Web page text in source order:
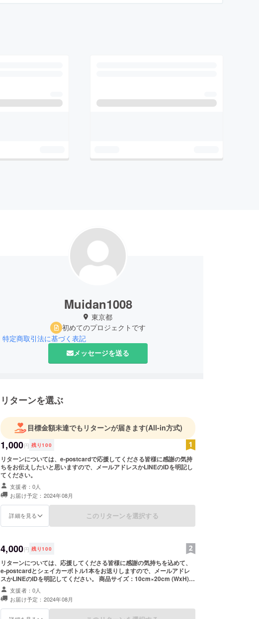
Muidan1008
東京都
初めてのプロジェクトです
特定商取引法に基づく表記
メッセージを送る
リターンを選ぶ
目標金額未達でもリターンが届きます(All-in方式)
1,000円 残り100
リターンについては、e-postcardで応援してくださる皆様に感謝の気持
ちをお伝えしたいと思いますので、メールアドレスかLINEのIDを明記し
てください。
支援者：0人
お届け予定：2024年08月
詳細を見る このリターンを選択する
4,000円 残り100
リターンについては、応援してくださる皆様に感謝の気持ちを込めて、
e-postcardとシェイカーボトル1本をお送りしますので、メールアドレ
スかLINEのIDを明記してください。 商品サイズ：10cm×20cm (WxH);
600ml支援者：0人
お届け予定：2024年08月